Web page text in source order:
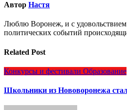
Автор Настя
Люблю Воронеж, и с
политических событий
Related Post
Конкурсы и фестивали Образование
Школьники из Нововоронежа